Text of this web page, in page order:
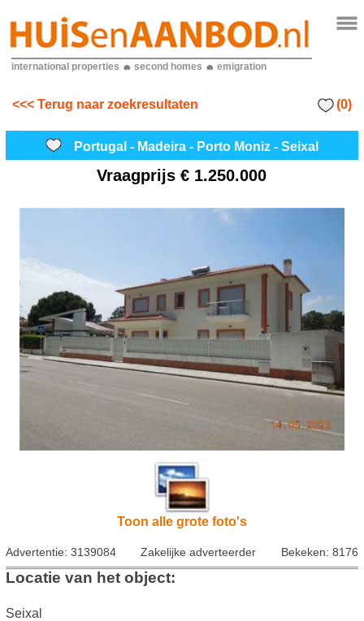
international properties second homes emigration
<<< Terug naar zoekresultaten (0)
Portugal - Madeira - Porto Moniz - Seixal
Vraagprijs€ 1.250.000
Toon alle grote foto's
Advertentie: 3139084 Zakelijke adverteerder Bekeken: 8176
Locatie van het object:
Seixal